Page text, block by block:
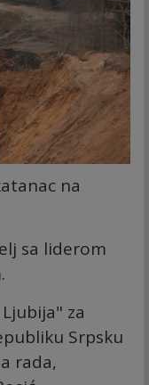
na
sa liderom
za
Srpsku
rada,